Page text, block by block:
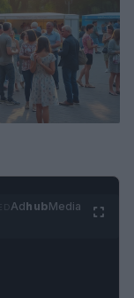
AdhubMedia